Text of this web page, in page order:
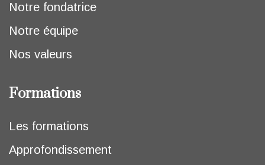
Notre fondatrice
Notre équipe
Nos valeurs
Formations
Les formations
Approfondissement